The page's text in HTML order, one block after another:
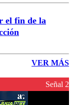
el fin de la
VER MÁS
Señal 2